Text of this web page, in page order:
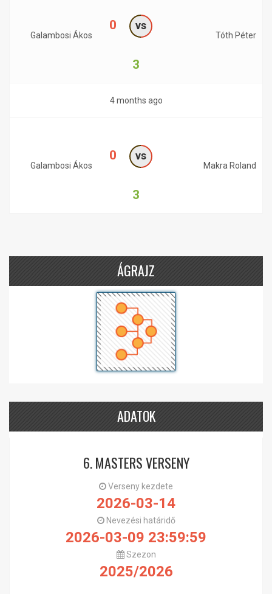
Galambosi Ákos
0 vs
3
Tóth Péter
4 months ago
Galambosi Ákos
0 vs
3
Makra Roland
ÁGRAJZ
ADATOK
6. MASTERS VERSENY
Verseny kezdete
2026-03-14
Nevezési határidő
2026-03-09 23:59:59
Szezon
2025/2026